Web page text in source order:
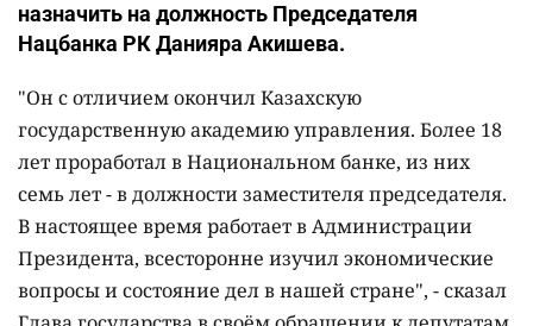
назначить на должность Председателя
Нацбанка РК Данияра Акишева.
"Он с отличием окончил Казахскую
государственную академию управления. Более 18
лет проработал в Национальном банке, из них
семь лет - в должности заместителя председателя.
В настоящее время работает в Администрации
Президента, всесторонне изучил экономические
вопросы и состояние дел в нашей стране", - сказал